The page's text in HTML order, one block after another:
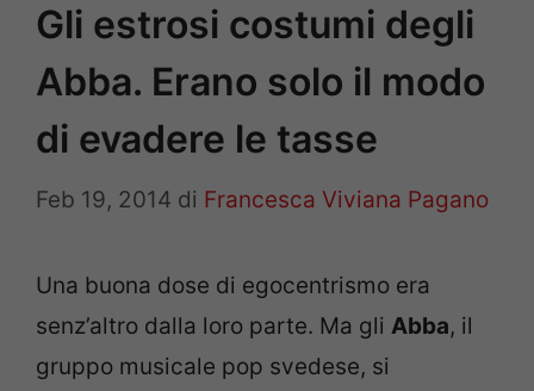
Gli estrosi costumi degli
Abba. Erano solo il modo
di evadere le tasse
Feb 19, 2014 di Francesca Viviana Pagano
Una buona dose di egocentrismo era
senz’altro dalla loro parte. Ma gli Abba, il
gruppo musicale pop svedese, si